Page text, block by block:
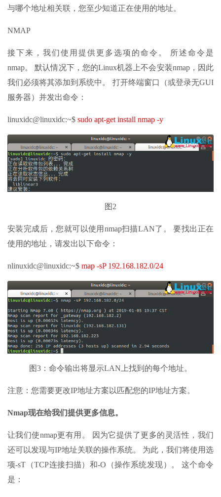
与哪个地址相关联，您至少知道正在使用的地址。
NMAP
接下来，我们使用提供更多选项的命令。 所述命令是
nmap。 默认情况下，您的Linux机器上不会安装nmap，因此
我们必须将其添加到系统中。 打开终端窗口（或登录无GUI
服务器）并发出命令：
linuxidc@linuxidc:~$ sudo apt-get install nmap -y
图2
安装完成后，您就可以使用nmap扫描LAN了。 要找出正在
使用的地址，请发出以下命令：
nlinuxidc@linuxidc:~$ map -sP 192.168.182.0/24
图3：命令输出将显示LAN上找到的每个地址。
注意：您需要更改IP地址方案以匹配您的IP地址方案。
Nmap现在给我们提供更多信息。
让我们使nmap更有用。 因为它提供了更多的灵活性，我们
还可以发现与IP地址关联的操作系统。 为此，我们将使用选
项-sT（TCP连接扫描）和-O（操作系统发现）。 这个命令
是：